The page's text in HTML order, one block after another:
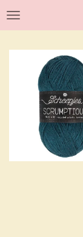
Ga
hoofdinhoud